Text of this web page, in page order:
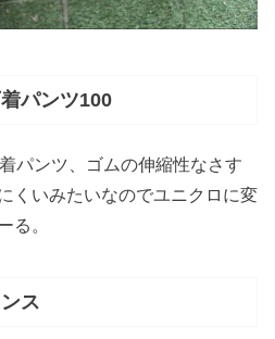
パンツ100
パンツ、ゴムの伸縮性なさす
くいみたいなのでユニクロに変
る。
ス